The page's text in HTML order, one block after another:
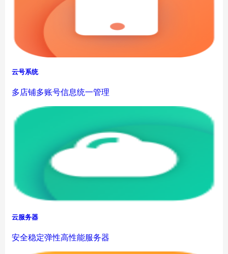
云号系统
多店铺多账号信息统一管理
云服务器
安全稳定弹性高性能服务器